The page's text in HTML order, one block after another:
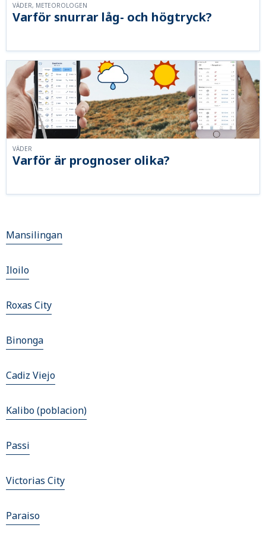
Varför snurrar låg- och högtryck?
VÄDER, METEOROLOGEN
Varför är prognoser olika?
VÄDER
Mansilingan
Iloilo
Roxas City
Binonga
Cadiz Viejo
Kalibo (poblacion)
Passi
Victorias City
Paraiso